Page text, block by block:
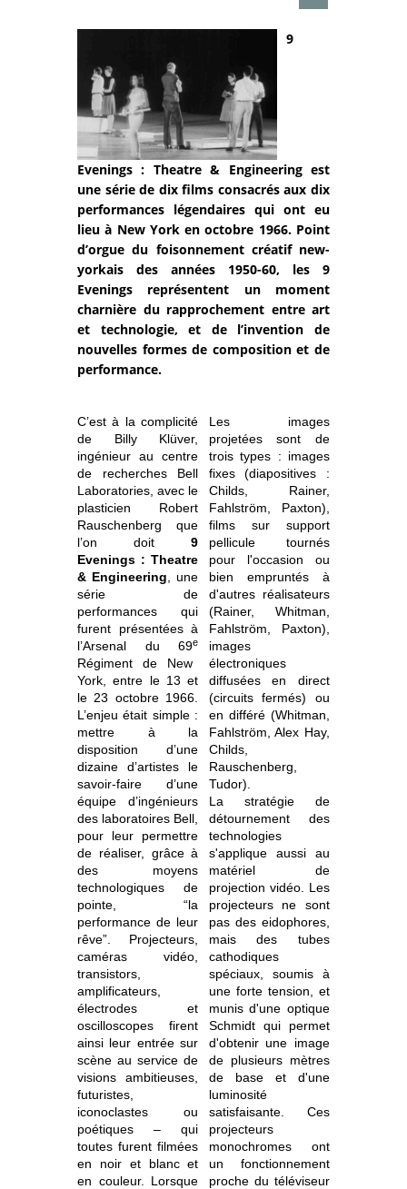
9
Evenings : Theatre & Engineering est
une série de dix films consacrés aux dix
performances légendaires qui ont eu
lieu à New York en octobre 1966. Point
d’orgue du foisonnement créatif new-
yorkais des années 1950-60, les 9
Evenings représentent un moment
charnière du rapprochement entre art
et technologie, et de l’invention de
nouvelles formes de composition et de
performance.
C’est à la complicité
de Billy Klüver,
ingénieur au centre
de recherches Bell
Laboratories, avec le
plasticien Robert
Rauschenberg que
l’on doit9
Evenings : Theatre
& Engineering , une
série de
performances qui
furent présentées à
l’Arsenal du 69e
Régiment de New
York, entre le 13 et
le 23 octobre 1966.
L’enjeu était simple :
mettre à la
disposition d’une
dizaine d’artistes le
savoir-faire d’une
équipe d’ingénieurs
des laboratoires Bell,
pour leur permettre
de réaliser, grâce à
des moyens
technologiques de
pointe, “la
performance de leur
rêve”. Projecteurs,
caméras vidéo,
transistors,
amplificateurs,
électrodes et
oscilloscopes firent
ainsi leur entrée sur
scène au service de
visions ambitieuses,
futuristes,
iconoclastes ou
poétiques – qui
toutes furent filmées
en noir et blanc et
en couleur. Lorsque
Les images
projetées sont de
trois types : images
fixes (diapositives :
Childs, Rainer,
Fahlström, Paxton),
films sur support
pellicule tournés
pour l'occasion ou
bien empruntés à
d'autres réalisateurs
(Rainer, Whitman,
Fahlström, Paxton),
images
électroniques
diffusées en direct
(circuits fermés) ou
en différé (Whitman,
Fahlström, Alex Hay,
Childs,
Rauschenberg,
Tudor).
La stratégie de
détournement des
technologies
s'applique aussi au
matériel de
projection vidéo. Les
projecteurs ne sont
pas des eidophores,
mais des tubes
cathodiques
spéciaux, soumis à
une forte tension, et
munis d'une optique
Schmidt qui permet
d'obtenir une image
de plusieurs mètres
de base et d'une
luminosité
satisfaisante. Ces
projecteurs
monochromes ont
un fonctionnement
proche du téléviseur